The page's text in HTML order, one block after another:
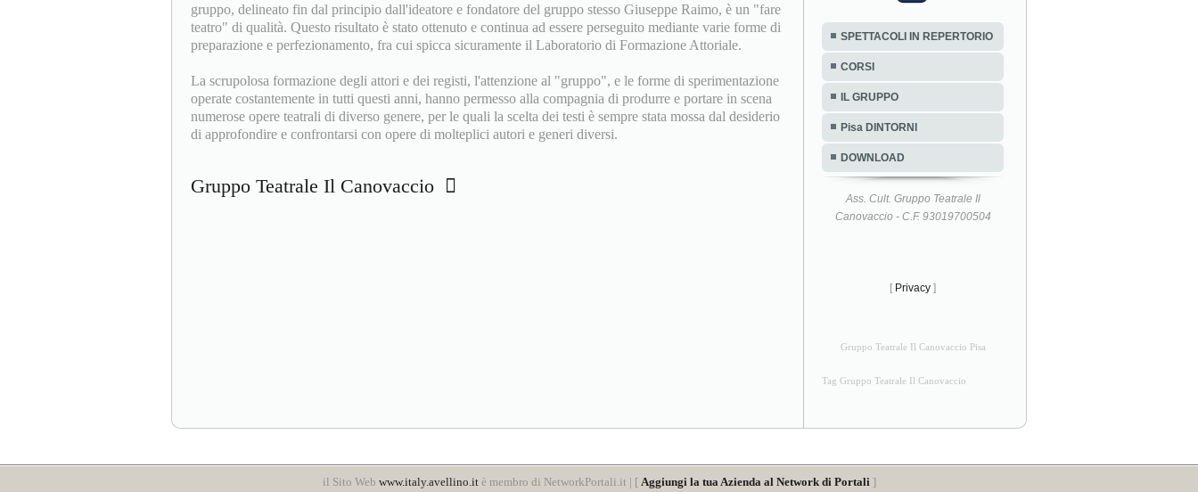
gruppo, delineato fin dal principio dall'ideatore e fondatore del gruppo stesso Giuseppe Raimo, è un "fare
teatro" di qualità. Questo risultato è stato ottenuto e continua ad essere perseguito mediante varie forme di
preparazione e perfezionamento, fra cui spicca sicuramente il Laboratorio di Formazione Attoriale.
La scrupolosa formazione degli attori e dei registi, l'attenzione al "gruppo", e le forme di sperimentazione
operate costantemente in tutti questi anni, hanno permesso alla compagnia di produrre e portare in scena
numerose opere teatrali di diverso genere, per le quali la scelta dei testi è sempre stata mossa dal desiderio
di approfondire e confrontarsi con opere di molteplici autori e generi diversi.
Gruppo Teatrale Il Canovaccio
SPETTACOLI IN REPERTORIO
CORSI
IL GRUPPO
Pisa DINTORNI
DOWNLOAD
Ass. Cult. Gruppo Teatrale Il
Canovaccio - C.F. 93019700504
[ Privacy ]
Gruppo Teatrale Il Canovaccio Pisa
Tag Gruppo Teatrale Il Canovaccio
il Sito Web www.italy.avellino.itè membro di NetworkPortali.it | [ Aggiungi la tua Azienda al Network di Portali ]